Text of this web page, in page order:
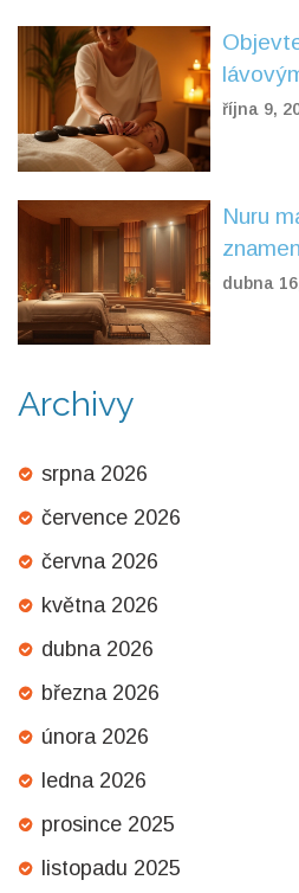
Prahy
října 9,
Nuru
dubna
Archivy
srpna 2026
července 2026
června 2026
května 2026
dubna 2026
března 2026
února 2026
ledna 2026
prosince 2025
listopadu 2025